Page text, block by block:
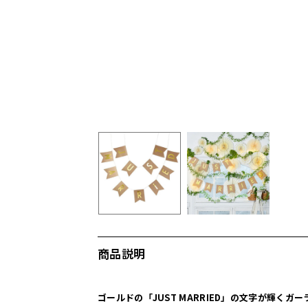
商品説明
ゴールドの「JUST MARRIED」の文字が輝くガー